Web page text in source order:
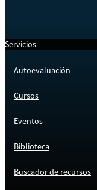
Servicios
Autoevaluación
Cursos
Eventos
Biblioteca
Buscador de recursos